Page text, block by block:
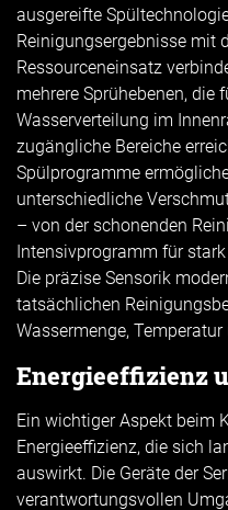
ausgereifte
Reinigungsergebnisse mit
Ressourceneinsatz
mehrere Sprühebenen, die
Wasserverteilung im
zugängliche Bereiche
Spülprogramme
unterschiedliche
– von der schonenden
Intensivprogramm für
Die präzise Sensorik
tatsächlichen
Wassermenge,
Energieeffizienz
Ein wichtiger Aspekt beim
Energieeffizienz, die sich
auswirkt. Die Geräte der
verantwortungsvollen